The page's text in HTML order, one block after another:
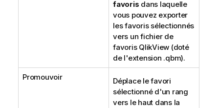
favoris dans laquelle
vous pouvez exporter
les favoris sélectionnés
vers un fichier de
favoris QlikView (doté
de l'extension .qbm).
Promouvoir
Déplace le favori
sélectionné d'un rang
vers le haut dans la